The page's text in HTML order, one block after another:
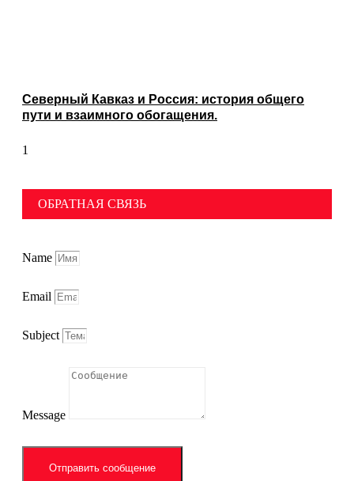
Северный Кавказ и Россия: история общего
пути и взаимного обогащения.
ОБРАТНАЯ СВЯЗЬ
Name
Email
Subject
Message
Отправить сообщение